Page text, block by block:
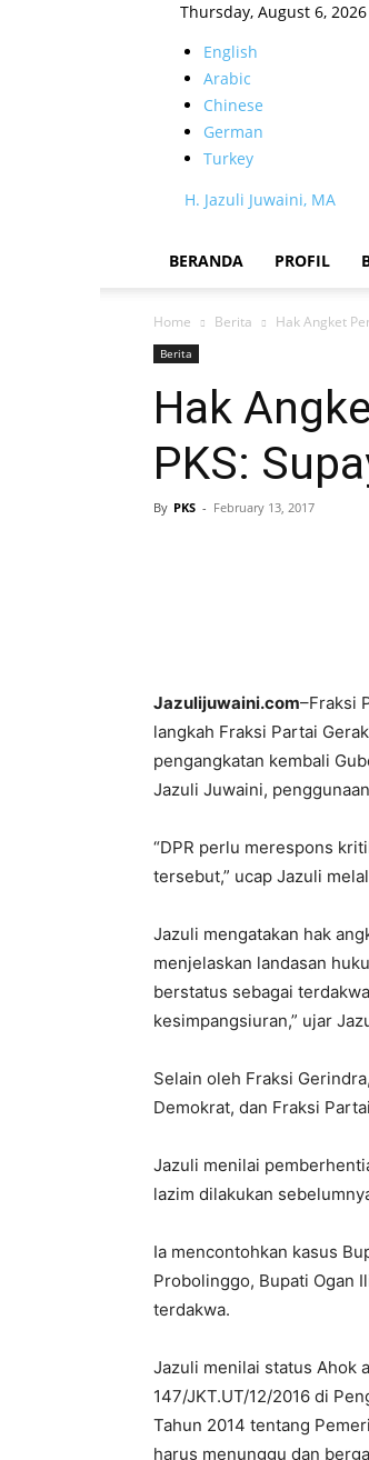
Thursday, August 6, 2026
English
Arabic
Chinese
German
Turkey
H. Jazuli Juwaini, MA
BERANDA PROFIL
Home Berita Hak Angket
Berita
Hak
PKS:
By PKS - February 13, 2017
Jazulijuwaini.com–Fraksi
langkah Fraksi Partai
pengangkatan kembali
Jazuli Juwaini,
“DPR perlu merespons
tersebut,” ucap Jazuli
Jazuli mengatakan hak
menjelaskan landasan
berstatus sebagai
kesimpangsiuran,” ujar
Selain oleh Fraksi
Demokrat, dan Fraksi
Jazuli menilai
lazim dilakukan
Ia mencontohkan kasus
Probolinggo, Bupati Ogan
terdakwa.
Jazuli menilai status Ahok
147/JKT.UT/12/2016 di
Tahun 2014 tentang
harus menunggu dan